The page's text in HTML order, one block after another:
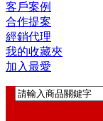
客戶案例
合作提案
經銷代理
我的收藏夾
加入最愛